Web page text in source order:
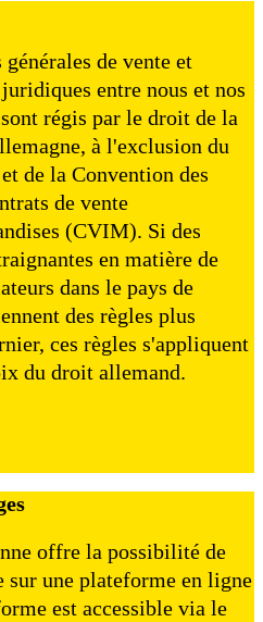
de vente et
entre nous et nos
régis par le droit de la
à l'exclusion du
de la Convention des
de vente
(CVIM). Si des
en matière de
dans le pays de
des règles plus
ces règles s'appliquent
du droit allemand.
offre la possibilité de
une plateforme en ligne
est accessible via le